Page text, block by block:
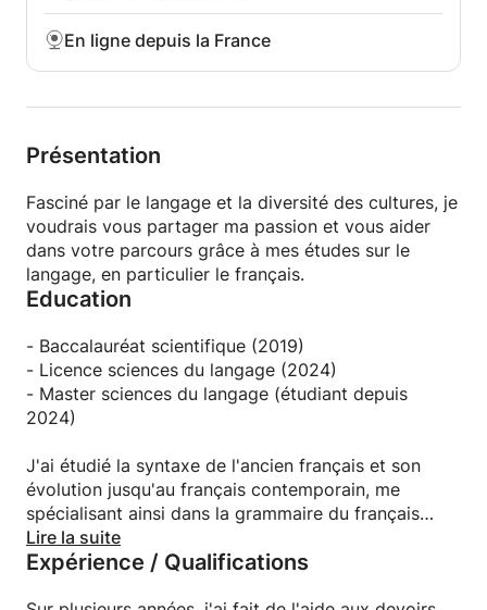
En ligne depuis la France
Présentation
Fasciné par le langage et la diversité des cultures, je
voudrais vous partager ma passion et vous aider
dans votre parcours grâce à mes études sur le
langage, en particulier le français.
Education
- Baccalauréat scientifique (2019)
- Licence sciences du langage (2024)
- Master sciences du langage (étudiant depuis
2024)
J'ai étudié la syntaxe de l'ancien français et son
évolution jusqu'au français contemporain, me
spécialisant ainsi dans la grammaire du français
d'aujourd'hui.
Lire la suite
Expérience / Qualifications